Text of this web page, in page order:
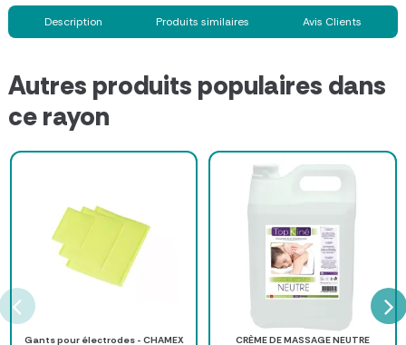
Description Produits similaires Avis Clients
Autres produits populaires dans
ce rayon
Gants pour électrodes - CHAMEX
CRÈME DE MASSAGE NEUTRE